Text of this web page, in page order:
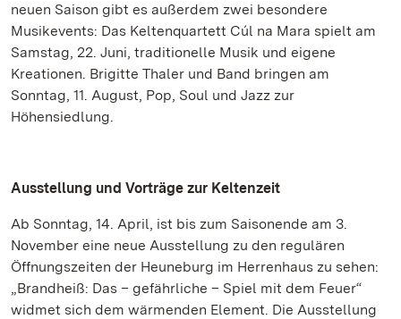
neuen Saison gibt es außerdem zwei besondere
Musikevents: Das Keltenquartett Cúl na Mara spielt am
Samstag, 22. Juni, traditionelle Musik und eigene
Kreationen. Brigitte Thaler und Band bringen am
Sonntag, 11. August, Pop, Soul und Jazz zur
Höhensiedlung.
Ausstellung und Vorträge zur Keltenzeit
Ab Sonntag, 14. April, ist bis zum Saisonende am 3.
November eine neue Ausstellung zu den regulären
Öffnungszeiten der Heuneburg im Herrenhaus zu sehen:
„Brandheiß: Das – gefährliche – Spiel mit dem Feuer“
widmet sich dem wärmenden Element. Die Ausstellung